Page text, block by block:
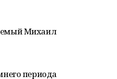
Михаил
периода